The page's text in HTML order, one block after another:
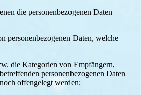
die personenbezogenen Daten
Daten, welche
Kategorien von Empfängern,
personenbezogenen Daten
offengelegt werden;